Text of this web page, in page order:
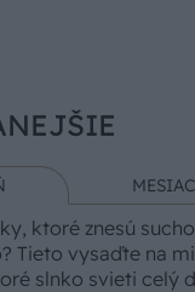
MESIAC
ktoré znesú
Tieto vysaďte na
slnko svieti celý